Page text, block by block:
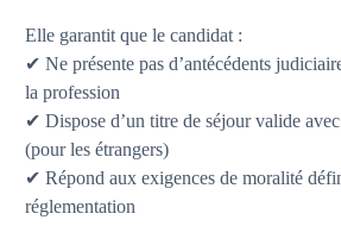
Elle garantit que le candidat :
✔ Ne présente pas d’antécédents
la profession
✔ Dispose d’un titre de séjour valide
(pour les étrangers)
✔ Répond aux exigences de moralité
réglementation